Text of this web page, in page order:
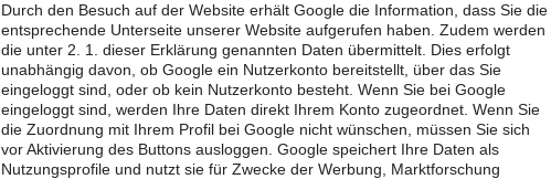
Durch den Besuch auf der Website erhält Google die Information, dass Sie die
entsprechende Unterseite unserer Website aufgerufen haben. Zudem werden
die unter 2. 1. dieser Erklärung genannten Daten übermittelt. Dies erfolgt
unabhängig davon, ob Google ein Nutzerkonto bereitstellt, über das Sie
eingeloggt sind, oder ob kein Nutzerkonto besteht. Wenn Sie bei Google
eingeloggt sind, werden Ihre Daten direkt Ihrem Konto zugeordnet. Wenn Sie
die Zuordnung mit Ihrem Profil bei Google nicht wünschen, müssen Sie sich
vor Aktivierung des Buttons ausloggen. Google speichert Ihre Daten als
Nutzungsprofile und nutzt sie für Zwecke der Werbung, Marktforschung